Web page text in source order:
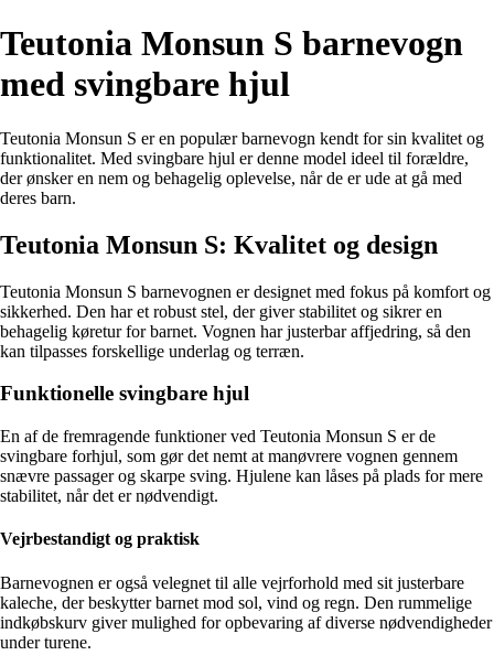
Teutonia Monsun S barnevogn
med svingbare hjul
Teutonia Monsun S er en populær barnevogn kendt for sin kvalitet og
funktionalitet. Med svingbare hjul er denne model ideel til forældre,
der ønsker en nem og behagelig oplevelse, når de er ude at gå med
deres barn.
Teutonia Monsun S: Kvalitet og design
Teutonia Monsun S barnevognen er designet med fokus på komfort og
sikkerhed. Den har et robust stel, der giver stabilitet og sikrer en
behagelig køretur for barnet. Vognen har justerbar affjedring, så den
kan tilpasses forskellige underlag og terræn.
Funktionelle svingbare hjul
En af de fremragende funktioner ved Teutonia Monsun S er de
svingbare forhjul, som gør det nemt at manøvrere vognen gennem
snævre passager og skarpe sving. Hjulene kan låses på plads for mere
stabilitet, når det er nødvendigt.
Vejrbestandigt og praktisk
Barnevognen er også velegnet til alle vejrforhold med sit justerbare
kaleche, der beskytter barnet mod sol, vind og regn. Den rummelige
indkøbskurv giver mulighed for opbevaring af diverse nødvendigheder
under turene.